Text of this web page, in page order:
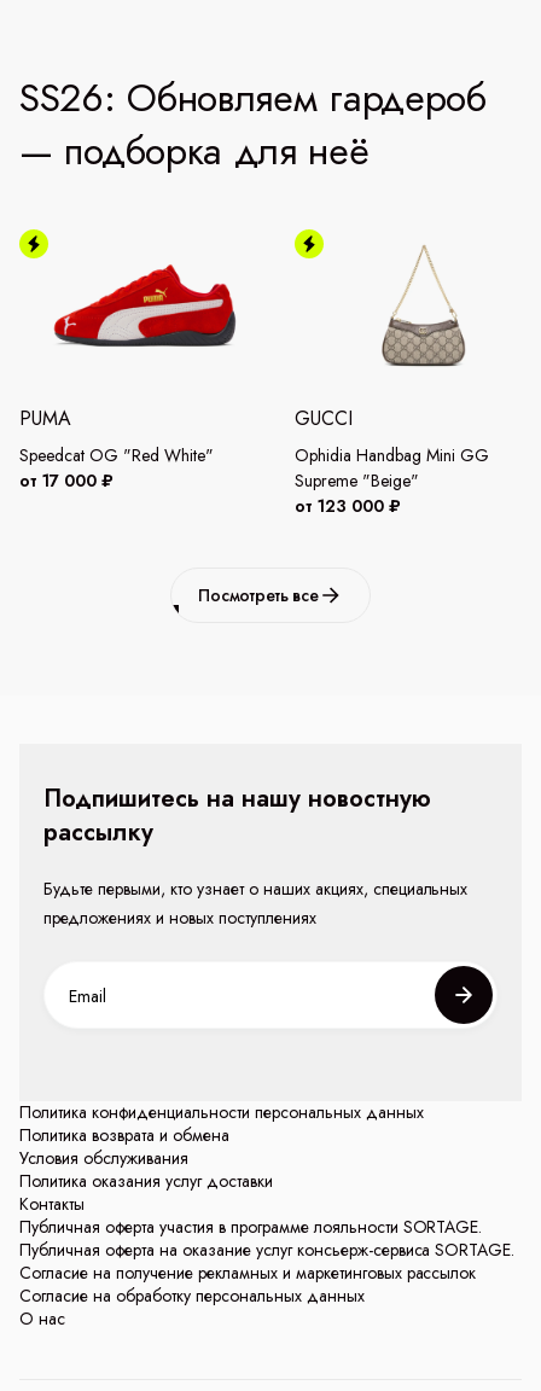
SS26: Обновляем гардероб
— подборка для неё
PUMA
Speedcat OG "Red White"
от 17 000 ₽
GUCCI
Ophidia Handbag Mini GG
Supreme "Beige"
от 123 000 ₽
Посмотреть все
Политика конфиденциальности персональных данных
Политика возврата и обмена
Условия обслуживания
Политика оказания услуг доставки
Контакты
Публичная оферта участия в программе лояльности SORTAGE.
Публичная оферта на оказание услуг консьерж-сервиса SORTAGE.
Согласие на получение рекламных и маркетинговых рассылок
Согласие на обработку персональных данных
О нас
Подпишитесь на нашу новостную
рассылку
Будьте первыми, кто узнает о наших акциях, специальных
предложениях и новых поступлениях